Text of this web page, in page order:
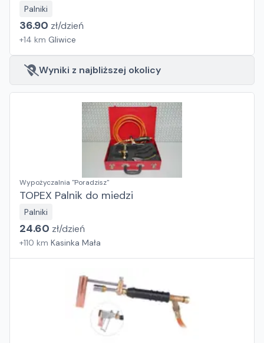
Palniki
36.90 zł/dzień
+14 km Gliwice
Wyniki z najbliższej okolicy
Wypożyczalnia "Poradzisz"
TOPEX Palnik do miedzi
Palniki
24.60 zł/dzień
+110 km Kasinka Mała